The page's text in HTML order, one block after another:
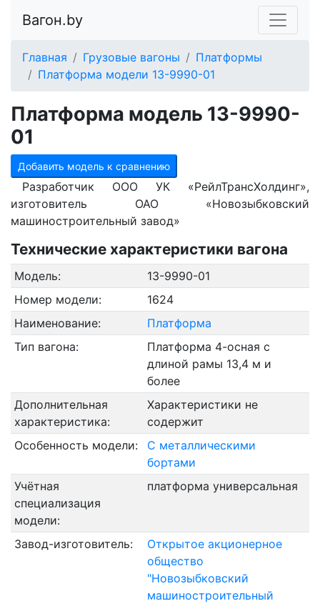
Вагон.by
Главная Грузовые вагоны
Платформы
Платформа модели 13-9990-01
Платформа модель 13-9990-
01
Добавить модель к сравнению
Разработчик ООО УК «РейлТрансХолдинг»,
изготовитель ОАО «Новозыбковский
машиностроительный завод»
Технические характеристики вагона
Модель:
13-9990-01
Номер модели:
1624
Наименование:
Платформа
Тип вагона:
Платформа 4-осная с
длиной рамы 13,4 м и
более
Дополнительная
характеристика:
Характеристики не
содержит
Особенность модели:
С металлическими
бортами
Учётная
специализация
модели:
платформа универсальная
Завод-изготовитель:
Открытое акционерное
общество
"Новозыбковский
машиностроительный